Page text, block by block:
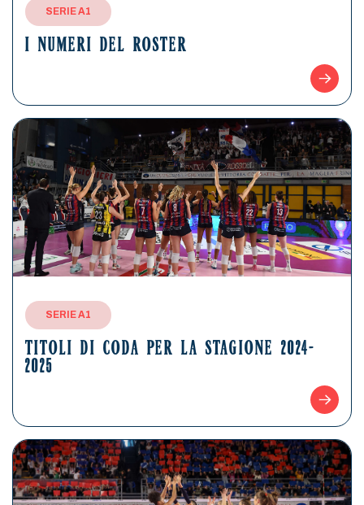
SERIE A1
I NUMERI DEL ROSTER
SERIE A1
TITOLI DI CODA PER LA STAGIONE 2024-
2025